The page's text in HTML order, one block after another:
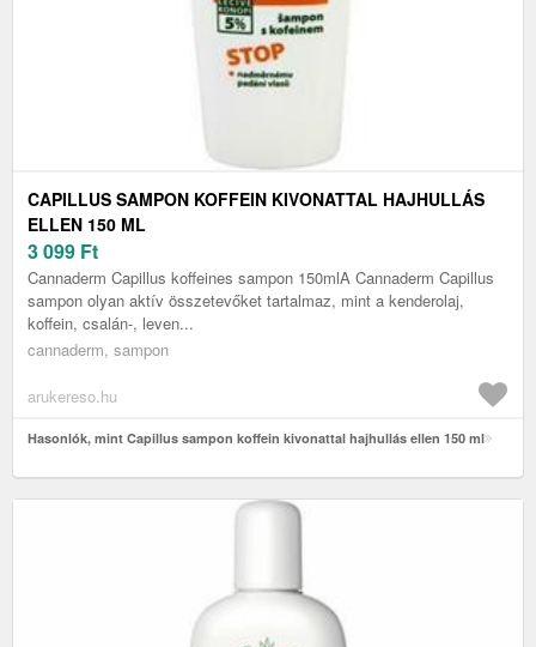
CAPILLUS SAMPON KOFFEIN KIVONATTAL HAJHULLÁS
ELLEN 150 ML
3 099 Ft
Cannaderm Capillus koffeines sampon 150mlA Cannaderm Capillus
sampon olyan aktív összetevőket tartalmaz, mint a kenderolaj,
koffein, csalán-, leven...
cannaderm, sampon
arukereso.hu
Hasonlók, mint Capillus sampon koffein kivonattal hajhullás ellen 150 ml